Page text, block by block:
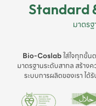
Standard
มาตร
Bio-Coslabใส่ใจทุกขั้
มาตรฐานระดับสากล สร้าง
ระบบการผลิตของเรา ไ